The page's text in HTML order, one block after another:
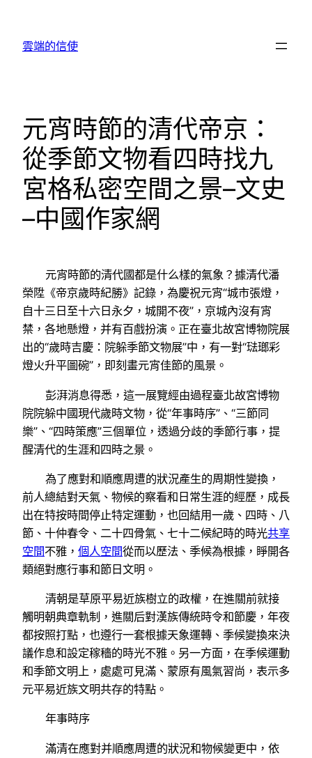
雲端的信使
元宵時節的清代帝京：
從季節文物看四時找九
宮格私密空間之景–文史
–中國作家網
元宵時節的清代國都是什么樣的氣象？據清代潘
榮陞《帝京歲時紀勝》記錄，為慶祝元宵“城市張燈，
自十三日至十六日永夕，城開不夜”，京城內沒有宵
禁，各地懸燈，并有百戲扮演。正在臺北故宮博物院展
出的“歲時吉慶：院躲季節文物展”中，有一對“琺瑯彩
燈火升平圖碗”，即刻畫元宵佳節的風景。
彭湃消息得悉，這一展覽經由過程臺北故宮博物
院院躲中國現代歲時文物，從“年事時序”、“三節同
樂”、“四時策應”三個單位，透過分歧的季節行事，提
醒清代的生涯和四時之景。
為了應對和順應周遭的狀況產生的周期性變換，
前人總結對天氣、物候的察看和日常生涯的經歷，成長
出在特按時間停止特定運動，也回結用一歲、四時、八
節、十仲春令、二十四骨氣、七十二候紀時的時光共享
空間不雅， 個人空間從而以歷法、季候為根據，睜開各
類絕對應行事和節日文明。
清朝是草原平易近族樹立的政權，在進關前就接
觸明朝典章軌制，進關后對漢族傳統時令和節慶，年夜
都按照打點，也遵行一套根據天象運轉、季候變換來決
議作息和設定稼穡的時光不雅。另一方面，在季候運動
和季節文明上，處處可見滿、蒙原有風氣習尚，表示多
元平易近族文明共存的特點。
年事時序
滿清在應對并順應周遭的狀況和物候變更中，依